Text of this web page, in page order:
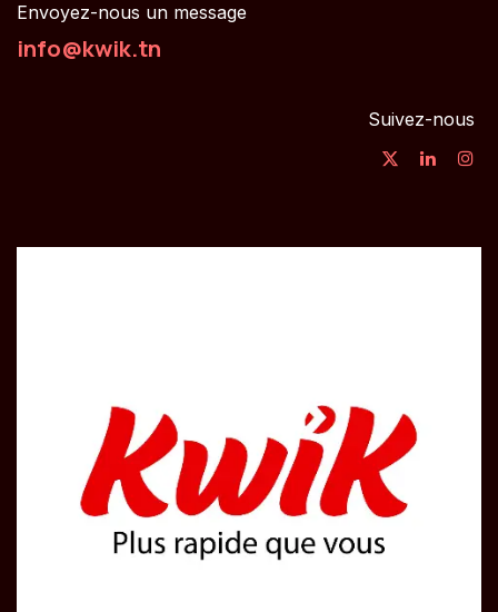
Envoyez-nous un message
info@kwik.tn
Suivez-nous